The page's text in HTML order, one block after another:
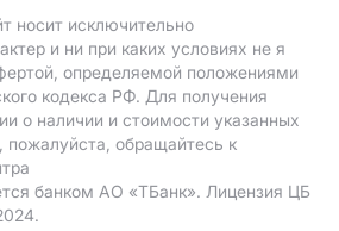
носит исключительно
и ни при каких условиях не я
определяемой положениями
кодекса РФ. Для получения
о наличии и стоимости указанных
пожалуйста, обращайтесь к
банком АO «ТБанк». Лицензия ЦБ